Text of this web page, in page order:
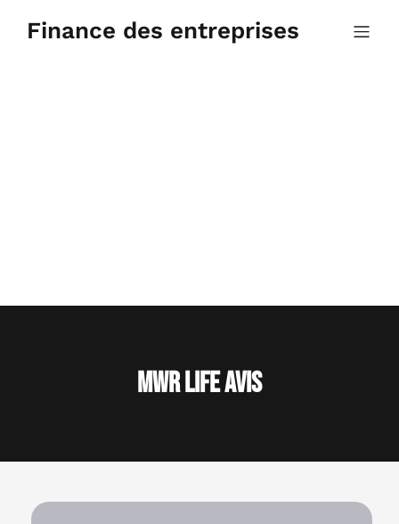
contenuFinance des entreprises
MWR Life Avis